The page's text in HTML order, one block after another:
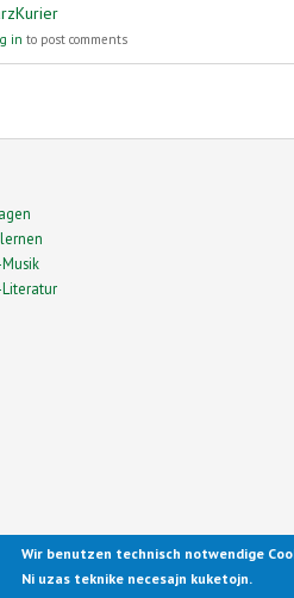
Ungarische Kultur im Mittelpunkt
in to post comments
Wir benutzen technisch notwendige
Ni uzas teknike necesajn kuketojn.